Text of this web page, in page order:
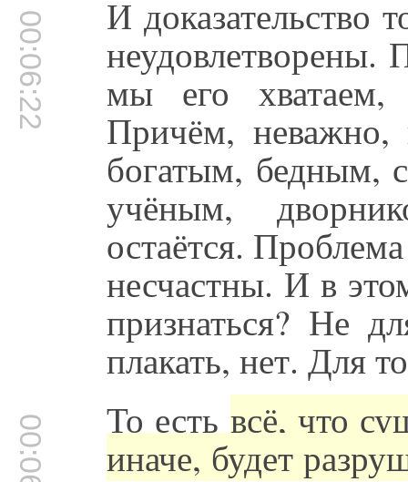
00:06:22 И доказательство
мы его хватаем,
Причём, неважно,
богатым, бедным,
учёным,
остаётся.
несчастны. И в
признаться? Не
плакать, нет. Для
То есть всё, что
иначе, будет